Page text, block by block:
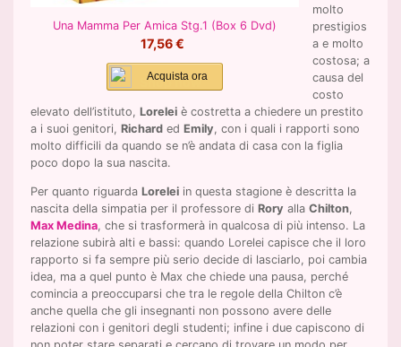
Una Mamma Per Amica Stg.1 (Box 6 Dvd)
17,56 €
Acquista ora
molto
prestigios
a e molto
costosa; a
causa del
costo
elevato dell’istituto, Lorelei è costretta a chiedere un prestito
a i suoi genitori, Richard ed Emily, con i quali i rapporti sono
molto difficili da quando se n’è andata di casa con la figlia
poco dopo la sua nascita.
Per quanto riguarda Lorelei in questa stagione è descritta la
nascita della simpatia per il professore di Rory allaChilton,
Max Medina, che si trasformerà in qualcosa di più intenso. La
relazione subirà alti e bassi: quando Lorelei capisce che il loro
rapporto si fa sempre più serio decide di lasciarlo, poi cambia
idea, ma a quel punto è Max che chiede una pausa, perché
comincia a preoccuparsi che tra le regole della Chilton c’è
anche quella che gli insegnanti non possono avere delle
relazioni con i genitori degli studenti; infine i due capiscono di